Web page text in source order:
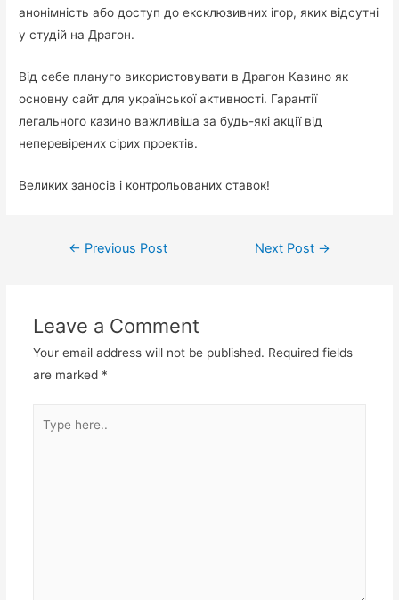
анонімність або доступ до ексклюзивних ігор, яких відсутні
у студій на Драгон.
Від себе плануго використовувати в Драгон Казино як
основну сайт для української активності. Гарантії
легального казино важливіша за будь-які акції від
неперевірених сірих проектів.
Великих заносів і контрольованих ставок!
← Previous Post Next Post →
Leave a Comment
Your email address will not be published. Required fields
are marked *